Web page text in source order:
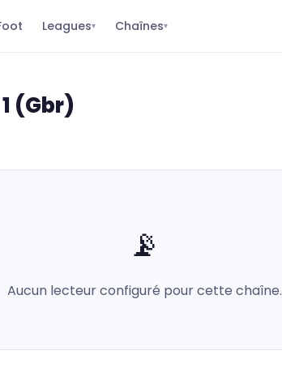
Leagues▾ Chaînes▾
(Gbr)
📡
Aucun lecteur configuré pour cette chaîne.